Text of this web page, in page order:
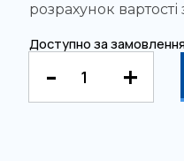
розрахунок
Доступно за